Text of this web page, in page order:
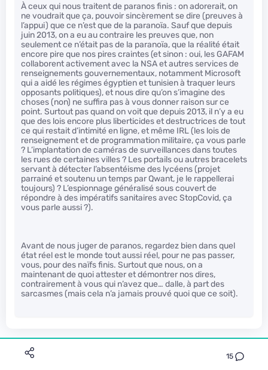
15
À ceux qui nous traitent de paranos finis : on adorerait, on
ne voudrait que ça, pouvoir sincèrement se dire (preuves à
l’appui) que ce n’est que de la paranoïa. Sauf que depuis
juin 2013, on a eu au contraire les preuves que, non
seulement ce n’était pas de la paranoïa, que la réalité était
encore pire que nos pires craintes (et sinon : oui, les GAFAM
collaborent activement avec la NSA et autres services de
renseignements gouvernementaux, notamment Microsoft
qui a aidé les régimes égyptien et tunisien à traquer leurs
opposants politiques), et nous dire qu’on s’imagine des
choses (non) ne suffira pas à vous donner raison sur ce
point. Surtout pas quand on voit que depuis 2013, il n’y a eu
que des lois encore plus liberticides et destructrices de tout
ce qui restait d’intimité en ligne, et même IRL (les lois de
renseignement et de programmation militaire, ça vous parle
? L’implantation de caméras de surveillances dans toutes
les rues de certaines villes ? Les portails ou autres bracelets
servant à détecter l’absentéisme des lycéens (projet
parrainé et soutenu un temps par Qwant, je le rappellerai
toujours) ? L’espionnage généralisé sous couvert de
répondre à des impératifs sanitaires avec StopCovid, ça
vous parle aussi ?).
Avant de nous juger de paranos, regardez bien dans quel
état réel est le monde tout aussi réel, pour ne pas passer,
vous, pour des naïfs finis. Surtout que nous, on a
maintenant de quoi attester et démontrer nos dires,
contrairement à vous qui n’avez que… dalle, à part des
sarcasmes (mais cela n’a jamais prouvé quoi que ce soit).